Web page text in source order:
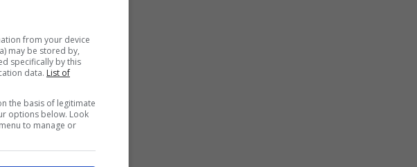
from your device
may be stored by,
specifically by this
data. List of
the basis of legitimate
options below. Look
to manage or